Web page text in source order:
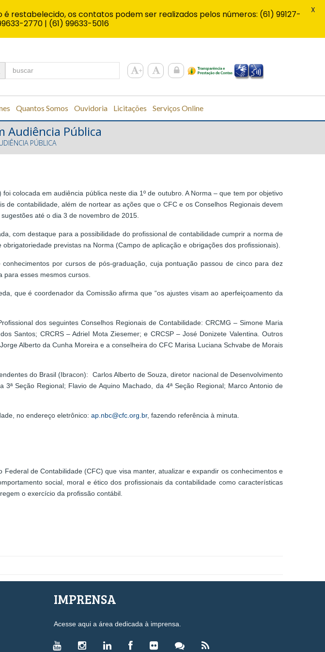
Quantos Somos Ouvidoria Licitações Serviços Online
Audiência Pública
PÚBLICA
colocada em audiência pública neste dia 1º de outubro. A Norma – que tem por objetivo
contabilidade, além de nortear as ações que o CFC e os Conselhos Regionais devem
até o dia 3 de novembro de 2015.
com destaque para a possibilidade do profissional de contabilidade cumprir a norma de
previstas na Norma (Campo de aplicação e obrigações dos profissionais).
por cursos de pós-graduação, cuja pontuação passou de cinco para dez
para esses mesmos cursos.
que é coordenador da Comissão afirma que “os ajustes visam ao aperfeiçoamento da
dos seguintes Conselhos Regionais de Contabilidade: CRCMG – Simone Maria
Santos; CRCRS – Adriel Mota Ziesemer; e CRCSP – José Donizete Valentina. Outros
Alberto da Cunha Moreira e a conselheira do CFC Marisa Luciana Schvabe de Morais
do Brasil (Ibracon): Carlos Alberto de Souza, diretor nacional de Desenvolvimento
Seção Regional; Flavio de Aquino Machado, da 4ª Seção Regional; Marco Antonio de
no endereço eletrônico: ap.nbc@cfc.org.br, fazendo referência à minuta.
de Contabilidade (CFC) que visa manter, atualizar e expandir os conhecimentos e
social, moral e ético dos profissionais da contabilidade como características
o exercício da profissão contábil.
IMPRENSA
Acesse aqui a área dedicada à imprensa.
os contatos podem ser realizados pelos números: (61) 99127-
2770 | (61) 99633-5016
X